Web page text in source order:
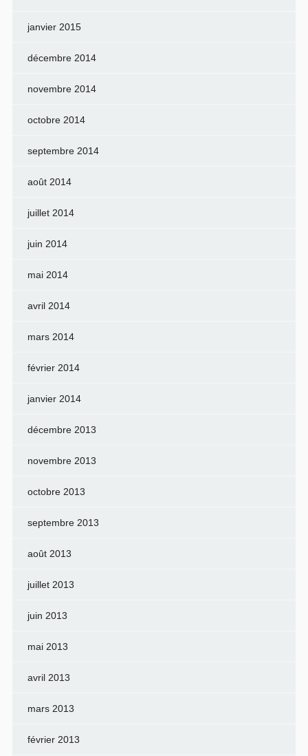
janvier 2015
décembre 2014
novembre 2014
octobre 2014
septembre 2014
août 2014
juillet 2014
juin 2014
mai 2014
avril 2014
mars 2014
février 2014
janvier 2014
décembre 2013
novembre 2013
octobre 2013
septembre 2013
août 2013
juillet 2013
juin 2013
mai 2013
avril 2013
mars 2013
février 2013